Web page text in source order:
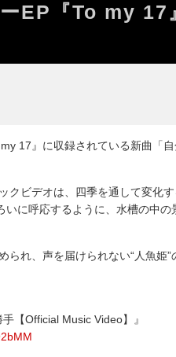
EP『To my 17
17』に収録されている新曲「
ビデオは、四季を通して変化
いに呼応するように、水槽の中
れ、声を届けられない“人魚姫”
【Official Music Video】』